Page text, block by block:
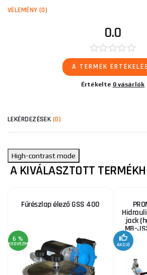
VÉLEMÉNY (0)
0.0
A TERMÉK
Értékelte 0 vásárlók
LEKÉRDEZÉSEK (0)
High-contrast mode
A KIVÁLASZTOTT
Fűrészlap élező GSS 400
6 %
KEDVEZMÉNY
jack
MB-
AKCIÓ